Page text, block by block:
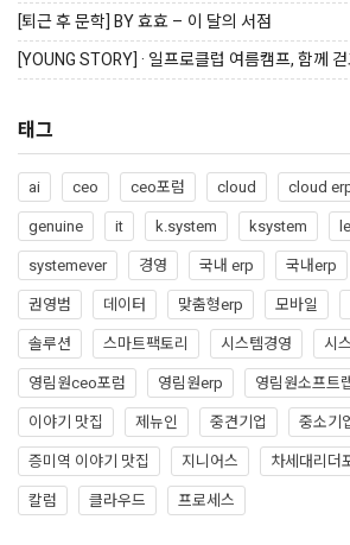
[퇴근 후 문학] BY 효효 – 이 달의 서점
[YOUNG STORY] · 일프로클럽 여름캠프, 함께
태그
ai ceo ceo포럼 cloud cloud
genuine
it k.system ksystem
systemever
경영 국내 erp 국내erp
권영범
데이터 맞춤형erp 모바일
솔루션
스마트팩토리 시스템경영 시
영림원ceo포럼
영림원erp 영림원소프트
이야기 맛집
제뉴인 중견기업 중소기
증미역 이야기 맛집
지니어스 차세대리더
칼럼
클라우드 프로세스